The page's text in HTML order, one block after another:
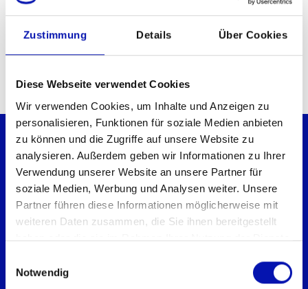
Zustimmung Details Über Cookies
Diese Webseite verwendet Cookies
Wir verwenden Cookies, um Inhalte und Anzeigen zu
personalisieren, Funktionen für soziale Medien anbieten
zu können und die Zugriffe auf unsere Website zu
analysieren. Außerdem geben wir Informationen zu Ihrer
Verwendung unserer Website an unsere Partner für
soziale Medien, Werbung und Analysen weiter. Unsere
Partner führen diese Informationen möglicherweise mit
weiteren Daten zusammen, die Sie ihnen bereitgestellt
haben oder die sie im Rahmen Ihrer Nutzung der Dienste
Notwendig
diesen bereichernden Tag.
Schweizerischer Blinden- und
Sehbehindertenverband sbv
Geschäftsstelle
Postfach